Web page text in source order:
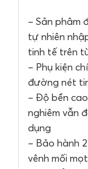
– Sản phâm
tự nhiên
tinh tế trên
– Phụ kiện
đường nét
– Độ bền
nghiêm vẫn
dụng
– Bảo hành
vênh mối mọt